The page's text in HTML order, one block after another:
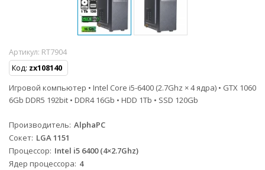
Артикул: RT7904
Код: zx108140
Игровой компьютер • Intel Core i5-6400 (2.7Ghz × 4 ядра) • GTX 1060
6Gb DDR5 192bit • DDR4 16Gb • HDD 1Tb • SSD 120Gb
Производитель AlphaPC
Сокет LGA 1151
Процессор Intel i5 6400 (4×2.7Ghz)
Ядер процессора 4